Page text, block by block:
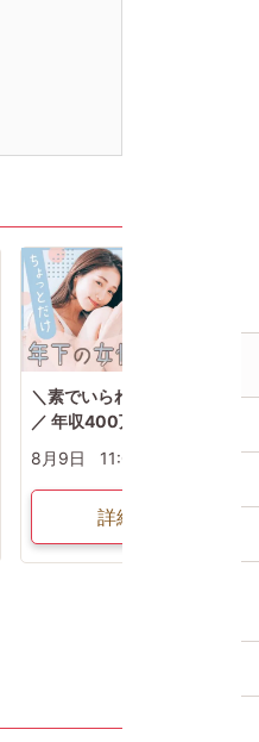
＼素でいられる関係が理想♡
／ 年収400万円以上の男性
8月9日
11:00〜
詳細を見る